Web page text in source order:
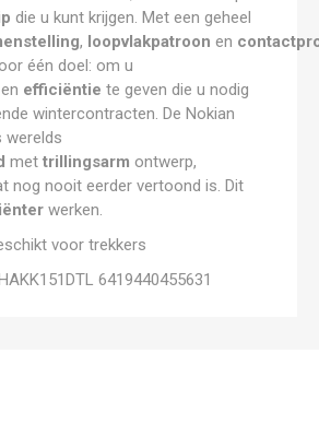
die u kunt krijgen. Met een geheel
, loopvlakpatroon en
één doel: om u
en efficiëntie te geven die u nodig
wintercontracten. De Nokian
werelds
mettrillingsarm ontwerp,
nog nooit eerder vertoond is. Dit
werken.
voor trekkers
6419440455631